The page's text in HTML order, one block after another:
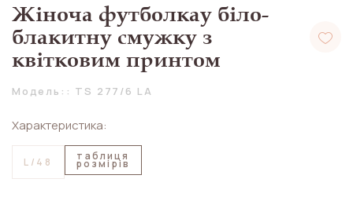
Жіноча футболкау біло-
блакитну смужку з
квітковим принтом
Модель:: TS 277/6 LA
Характеристика:
L/48 таблиця
розмірів